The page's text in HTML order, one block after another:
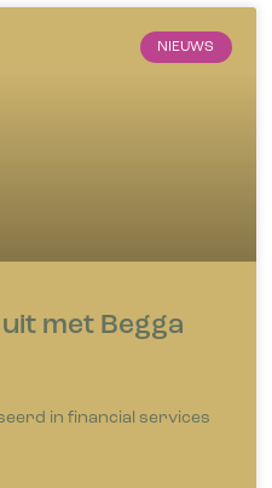
NIEUWS
met Begga
in financial services